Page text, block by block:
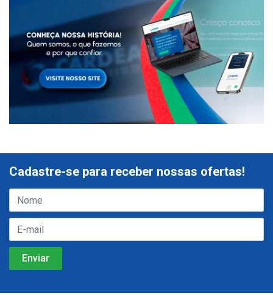
Cadastre-se para receber nossas ofertas!